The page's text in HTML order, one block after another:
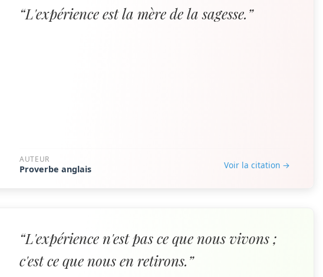
“L'expérience est la mère de la sagesse.”
AUTEUR
Proverbe anglais Voir la citation →
“L'expérience n'est pas ce que nous vivons ;
c'est ce que nous en retirons.”